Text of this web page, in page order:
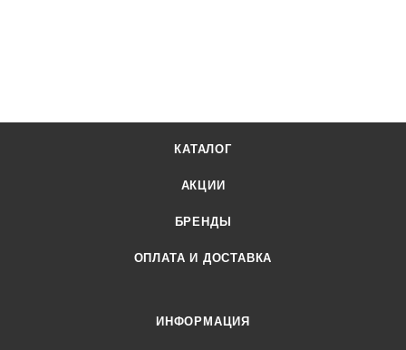
КАТАЛОГ
АКЦИИ
БРЕНДЫ
ОПЛАТА И ДОСТАВКА
ИНФОРМАЦИЯ